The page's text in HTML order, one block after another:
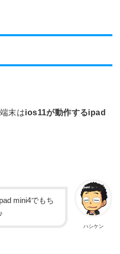
端末はios11が動作するipad
ハシケン
mini4でもち